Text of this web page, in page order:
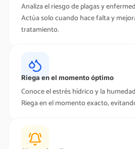
Analiza el riesgo de plagas y
Actúa solo cuando hace falta y
tratamiento.
Riega en el momento óptimo
Conoce el estrés hídrico y la
Riega en el momento exacto,